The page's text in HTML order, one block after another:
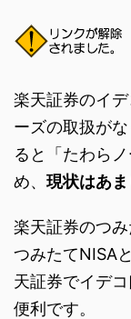
楽天証券のイ
ーズの取扱が
ると「たわら
め、 現状はあま
楽天証券のつみ
つみたてNISA
天証券でイデ
便利です。